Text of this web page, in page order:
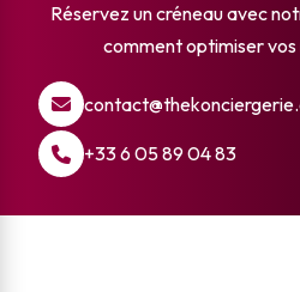
Réservez un créneau avec
comment optimiser
+33 6 05 89 04 83